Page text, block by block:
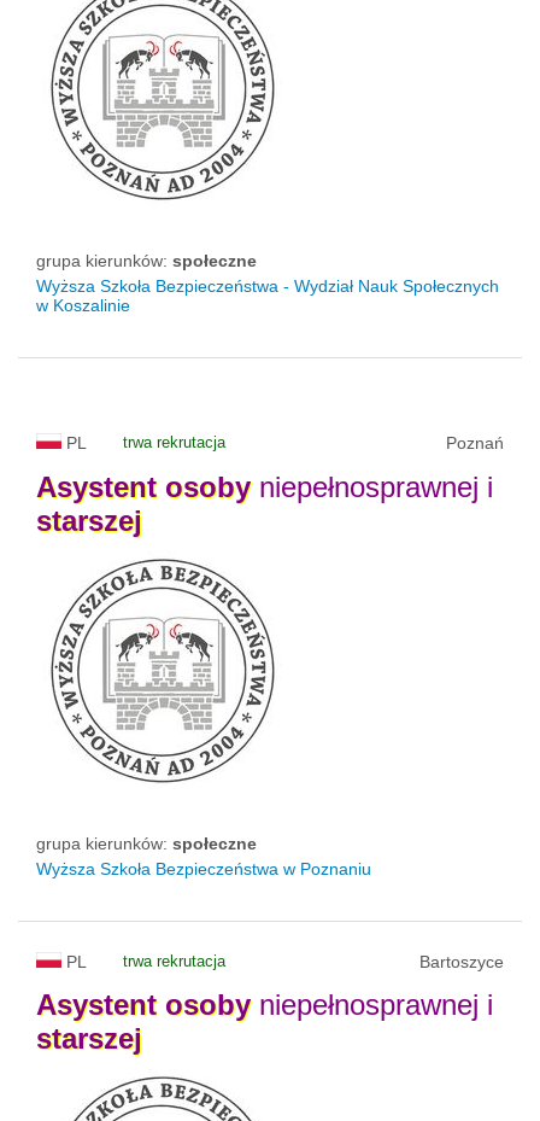
grupa kierunków: społeczne
Wyższa Szkoła Bezpieczeństwa - Wydział Nauk Społecznych
w Koszalinie
PL trwa rekrutacja Poznań
Asystent osobyniepełnosprawnej i
starszej
grupa kierunków: społeczne
Wyższa Szkoła Bezpieczeństwa w Poznaniu
PL trwa rekrutacja Bartoszyce
Asystent osobyniepełnosprawnej i
starszej